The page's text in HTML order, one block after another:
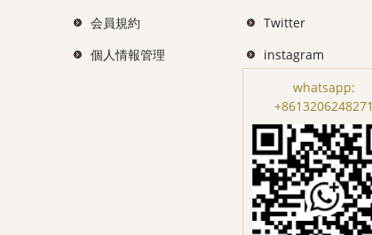
会員規約
個人情報管理
Twitter
instagram
whatsapp:
+8613206248271